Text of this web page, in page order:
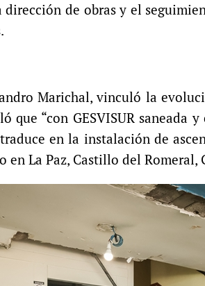
de obras y el
Marichal, vinculó la
que “con GESVISUR
en la instalación de
La Paz, Castillo del Romeral,